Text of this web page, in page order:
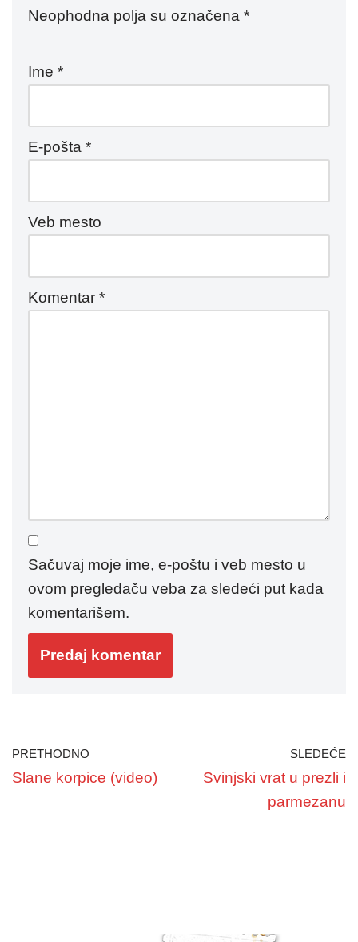
Neophodna polja su označena *
Ime *
E-pošta *
Veb mesto
Komentar *
Sačuvaj moje ime, e-poštu i veb mesto u
ovom pregledaču veba za sledeći put kada
komentarišem.
PRETHODNO
Slane korpice (video)
SLEDEĆE
Svinjski vrat u prezli i
parmezanu